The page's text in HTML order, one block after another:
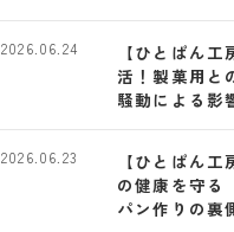
【ひとぱん
活！製菓用と
騒動による影
2026.06.24
【ひとぱん
の健康を守る
パン作りの裏
2026.06.23